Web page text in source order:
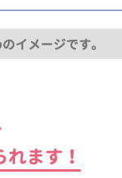
イメージです。
ます！